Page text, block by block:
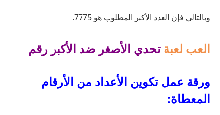
وبالتالي فإن العدد الأكبر المطلوب هو 7775.
العب لعبة تحدي الأصغر ضد الأكبر رقم
ورقة عمل تكوين الأعداد من الأرقام
المعطاة: